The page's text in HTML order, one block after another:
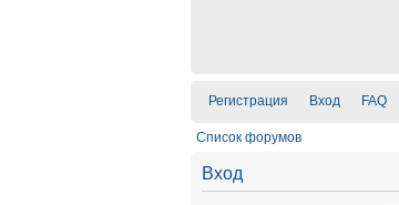
Регистрация Вход FAQ
Список форумов
Вход